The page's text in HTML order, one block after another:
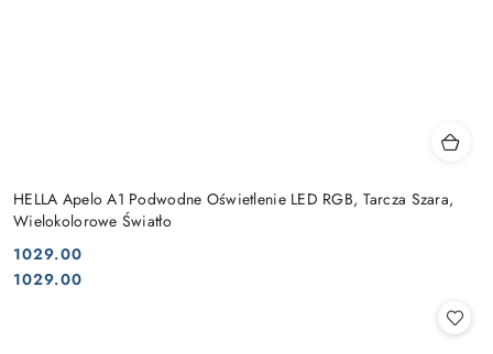
HELLA Apelo A1 Podwodne Oświetlenie LED RGB, Tarcza Szara,
Wielokolorowe Światło
Cena:
1029.00
Cena:
1029.00